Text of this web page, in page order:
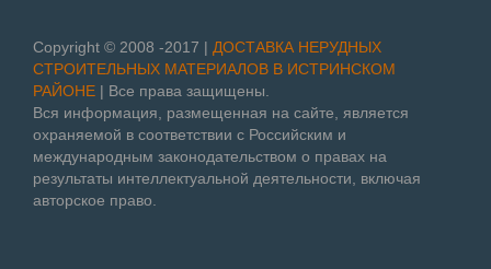
Copyright © 2008 -2017 | ДОСТАВКА НЕРУДНЫХ
СТРОИТЕЛЬНЫХ МАТЕРИАЛОВ В ИСТРИНСКОМ
РАЙОНЕ | Все права защищены.
Вся информация, размещенная на сайте, является
охраняемой в соответствии с Российским и
международным законодательством о правах на
результаты интеллектуальной деятельности, включая
авторское право.